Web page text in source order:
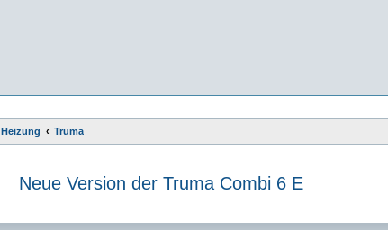
Heizung
Truma
Neue Version der Truma Combi 6 E